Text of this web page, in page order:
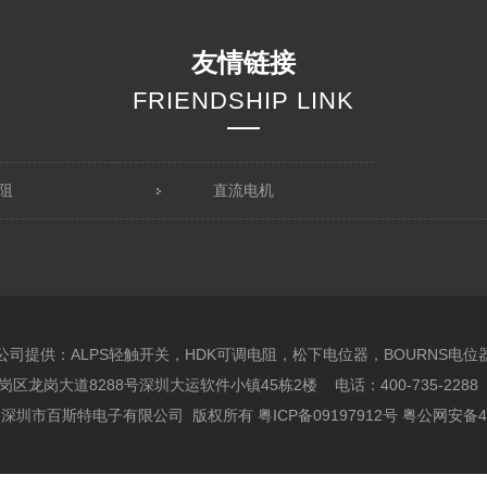
友情链接
FRIENDSHIP LINK
直流电机
司提供：ALPS轻触开关，HDK可调电阻，松下电位器，BOURNS电位
区龙岗大道8288号深圳大运软件小镇45栋2楼 电话：400-735-2288
圳市百斯特电子有限公司 版权所有 粤ICP备09197912号 粤公网安备